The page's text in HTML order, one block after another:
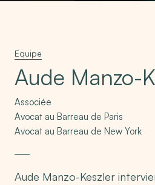
Equipe
Aude Manzo-
Associée
Avocat au Barreau de Paris
Avocat au Barreau de New York
Aude Manzo-Keszler